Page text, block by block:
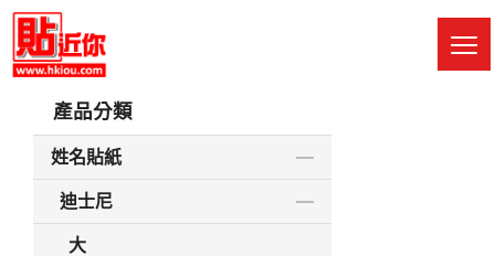
Skip
main
產品分類
姓名貼紙
迪士尼
大